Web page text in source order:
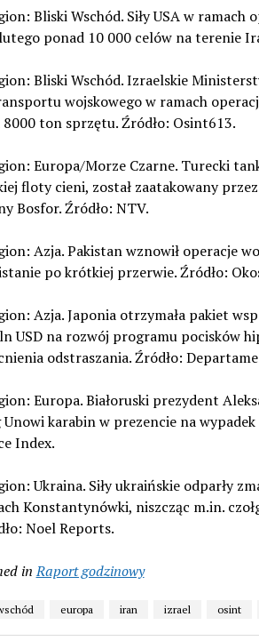
Bliski Wschód. Siły USA w ramach
ponad 10 000 celów na terenie
Bliski Wschód. Izraelskie
wojskowego w ramach
8000 ton sprzętu. Źródło: Osint613.
Europa/Morze Czarne. Turecki
floty cieni, został zaatakowany
Bosfor. Źródło: NTV.
Azja. Pakistan wznowił operacje
po krótkiej przerwie. Źródło:
Azja. Japonia otrzymała pakiet
USD na rozwój programu pocisków
odstraszania. Źródło:
Europa. Białoruski prezydent
karabin w prezencie na
Index.
Ukraina. Siły ukraińskie odparły
Konstantynówki, niszcząc m.in.
Noel Reports.
in Raport godzinowy
europa iran izrael osint